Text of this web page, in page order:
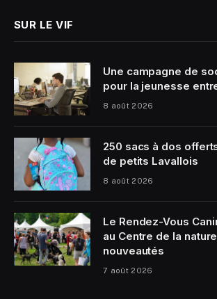
SUR LE VIF
Une campagne de
pour la jeunesse
8 août 2026
250 sacs à dos
de petits Lavallois
8 août 2026
Le Rendez-Vous
au Centre de la
nouveautés
7 août 2026